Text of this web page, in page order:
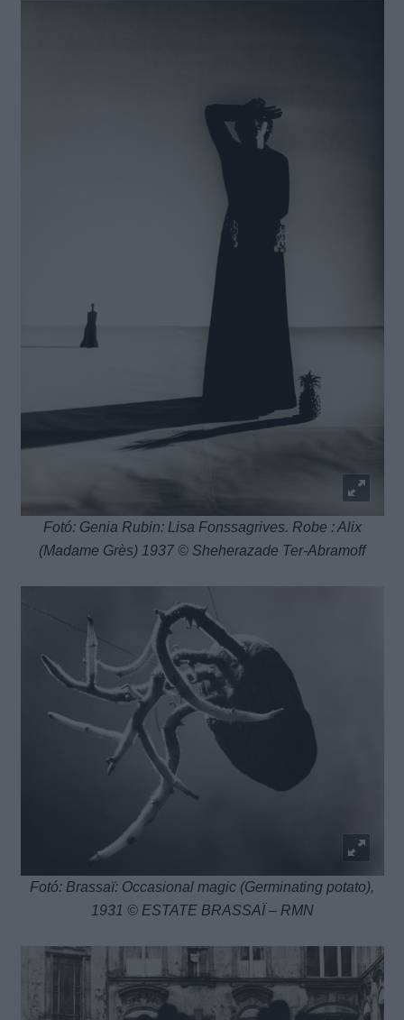
Fotó: Genia Rubin: Lisa Fonssagrives. Robe : Alix
(Madame Grès) 1937 © Sheherazade Ter-Abramoff
Fotó: Brassaï: Occasional magic (Germinating potato),
1931 © ESTATE BRASSAÏ – RMN